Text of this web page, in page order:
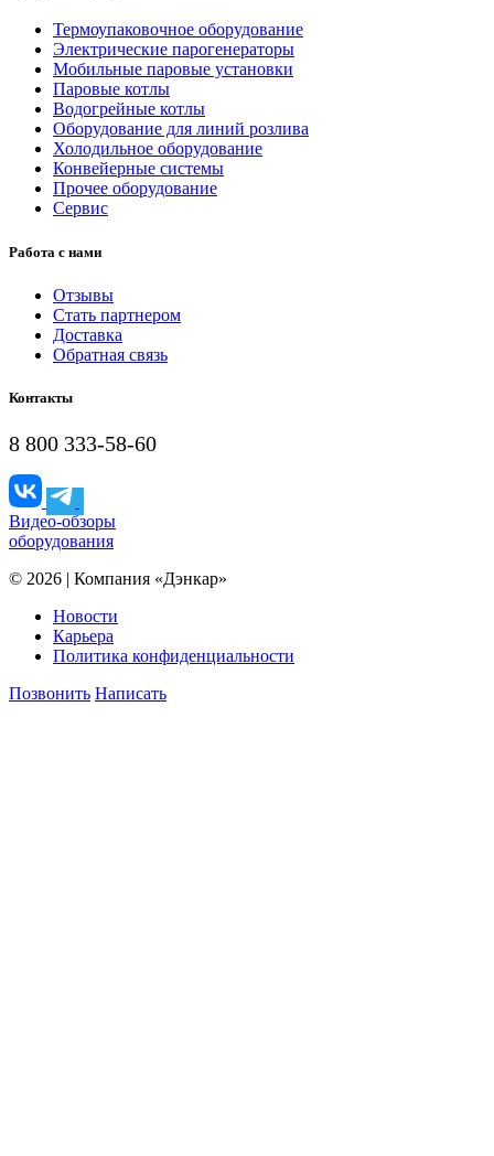
Термоупаковочное оборудование
Электрические парогенераторы
Мобильные паровые установки
Паровые котлы
Водогрейные котлы
Оборудование для линий розлива
Холодильное оборудование
Конвейерные системы
Прочее оборудование
Сервис
Работа с нами
Отзывы
Стать партнером
Доставка
Обратная связь
Контакты
8 800 333-58-60
Видео-обзоры
оборудования
© 2026 | Компания «Дэнкар»
Новости
Карьера
Политика конфиденциальности
Позвонить Написать